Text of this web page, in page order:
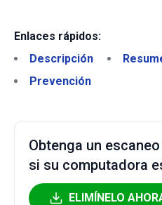
Enlaces rápidos:
Descripción
Prevención
Obtenga un
si su computadora
ELIMÍNELO